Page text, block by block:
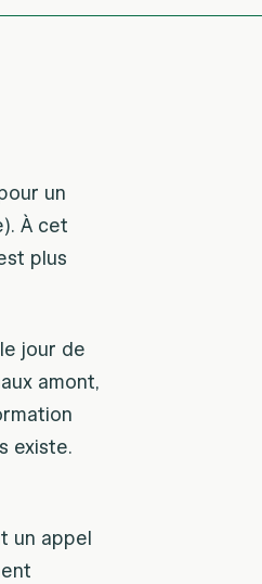
un
À cet
plus
jour de
amont,
existe.
un appel